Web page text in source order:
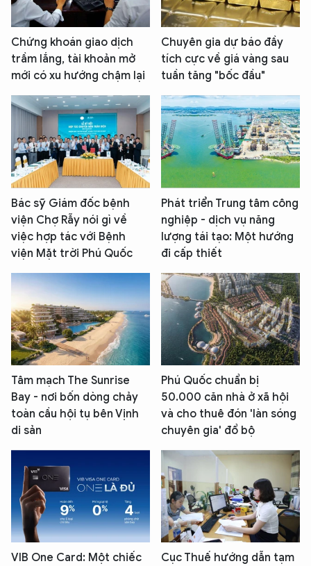
Chứng khoán giao dịch
trầm lắng, tài khoản mở
mới có xu hướng chậm lại
Chuyên gia dự báo đầy
tích cực về giá vàng sau
tuần tăng "bốc đầu"
Bác sỹ Giám đốc bệnh
viện Chợ Rẫy nói gì về
việc hợp tác với Bệnh
viện Mặt trời Phú Quốc
Phát triển Trung tâm công
nghiệp - dịch vụ năng
lượng tái tạo: Một hướng
đi cấp thiết
Tâm mạch The Sunrise
Bay - nơi bốn dòng chảy
toàn cầu hội tụ bên Vịnh
di sản
Phú Quốc chuẩn bị
50.000 căn nhà ở xã hội
và cho thuê đón 'làn sóng
chuyên gia' đổ bộ
VIB One Card: Một chiếc
Cục Thuế hướng dẫn tạm